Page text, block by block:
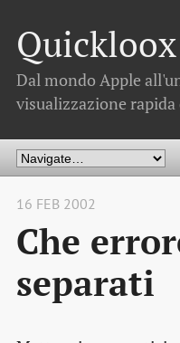
Quickloox
Dal mondo Apple
visualizzazione
16 FEB 2002
Che
separati